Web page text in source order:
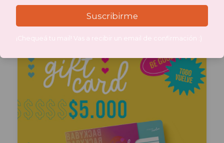
Suscribirme
¡Chequeá tu mail! Vas a recibir un email de confirmación :)